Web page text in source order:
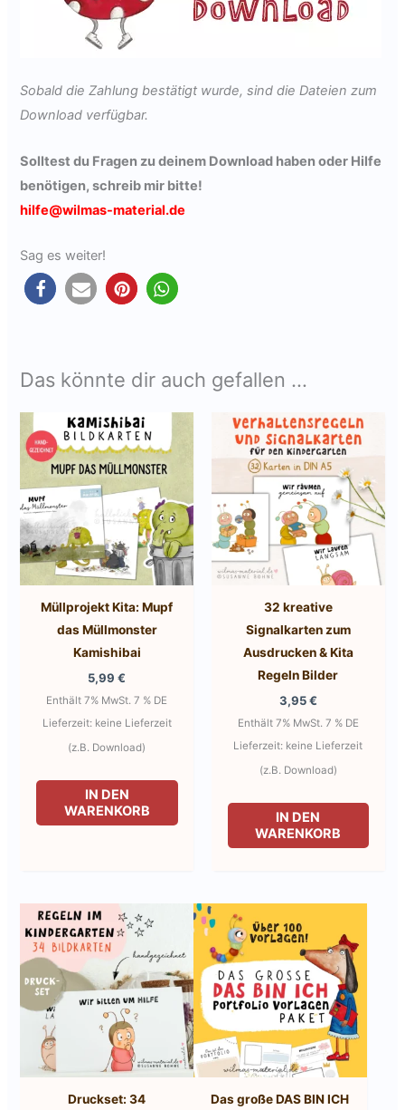
Sobald die Zahlung bestätigt wurde, sind die Dateien zum
Download verfügbar.
Solltest du Fragen zu deinem Download haben oder Hilfe
benötigen,schreib mir bitte!
hilfe@wilmas-material.de
Sag es weiter!
Das könnte dir auch gefallen …
Müllprojekt Kita: Mupf
das Müllmonster
Kamishibai
5,99€
Enthält 7% MwSt. 7 % DE
Lieferzeit: keine Lieferzeit
(z.B. Download)
IN DEN
WARENKORB
32 kreative
Signalkarten zum
Ausdrucken & Kita
Regeln Bilder
3,95€
Enthält 7% MwSt. 7 % DE
Lieferzeit: keine Lieferzeit
(z.B. Download)
IN DEN
WARENKORB
Druckset: 34
Das große DAS BIN ICH